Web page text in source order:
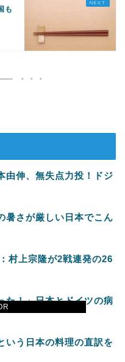
も
伸、無失点力投！ドジ
暑さが厳しい日本でこん
村上宗隆が2戦連発の26
た！」日本とドイツの病
いう日本の料理の直訳を